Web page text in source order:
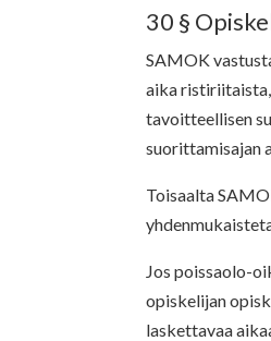
30 §
SAMOK
aika
tavoitteellisen
suorittamisajan
Toisaalta
Jos poissaolo-
opiskelijan
laskettavaa